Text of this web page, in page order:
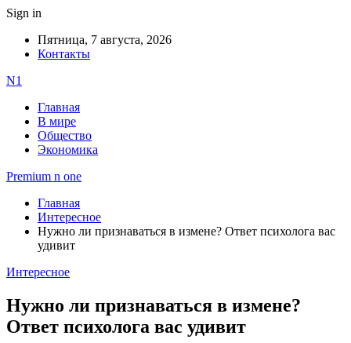
Sign in
Пятница, 7 августа, 2026
Контакты
N1
Главная
В мире
Общество
Экономика
Premium n one
Главная
Интересное
Нужно ли признаваться в измене? Ответ психолога вас
удивит
Интересное
Нужно ли признаваться в измене?
Ответ психолога вас удивит